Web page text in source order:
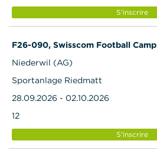
S'inscrire
F26-090, Swisscom Football Camp
Niederwil (AG)
Sportanlage Riedmatt
28.09.2026 - 02.10.2026
12
S'inscrire